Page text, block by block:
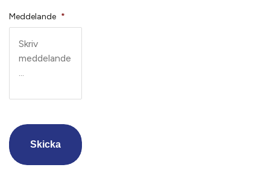
Meddelande *